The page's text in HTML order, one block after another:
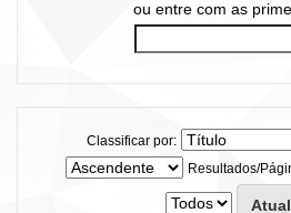
ou entre com as
Classificar por:
Resultados/